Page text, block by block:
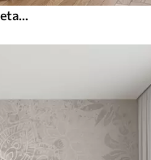
Abstraktūs geometriniai grunge tapetai pastelinėmis spalvomis